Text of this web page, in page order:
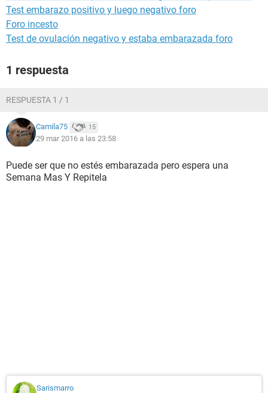
Test embarazo positivo y luego negativo foro
Foro incesto
Test de ovulación negativo y estaba embarazada foro
1 respuesta
RESPUESTA 1 / 1
Camila75 15
29 mar 2016 a las 23:58
Puede ser que no estés embarazada pero espera una
Semana Mas Y Repitela
Sarismarro